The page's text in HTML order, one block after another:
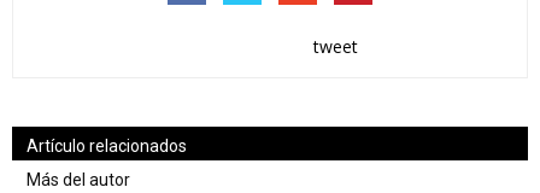
tweet
Artículo relacionados
Más del autor